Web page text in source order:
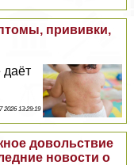
прививки,
даёт
2026 13:29:19
довольствие
новости о